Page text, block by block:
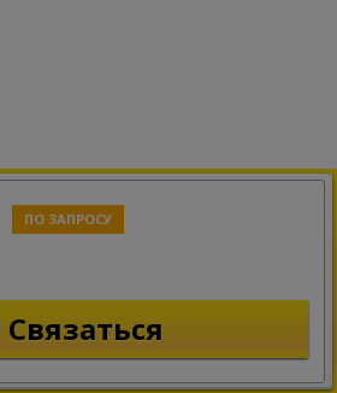
ПО ЗАПРОСУ
Связаться